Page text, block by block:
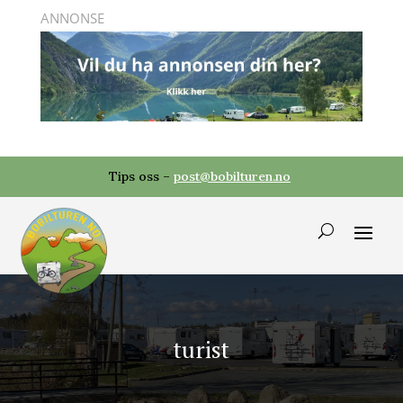
Tips oss – post@bobilturen.no
turist